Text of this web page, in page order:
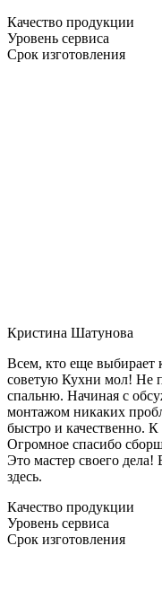
Качество продукции
Уровень сервиса
Срок изготовления
Кристина Шатунова
Всем, кто еще выбирает
советую Кухни мол! Не
спальню. Начиная с
монтажом никаких
быстро и качественно.
Огромное спасибо
Это мастер своего дела!
здесь.
Качество продукции
Уровень сервиса
Срок изготовления